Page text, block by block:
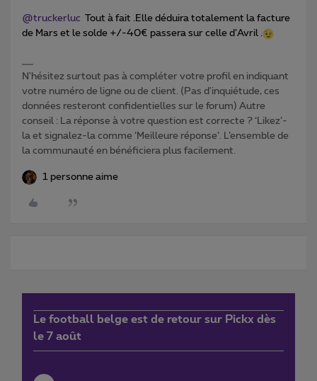
@truckerluc Tout à fait .Elle déduira totalement la facture
de Mars et le solde +/-40€ passera sur celle d’Avril .
N'hésitez surtout pas à compléter votre profil en indiquant
votre numéro de ligne ou de client. (Pas d'inquiétude, ces
données resteront confidentielles sur le forum) Autre
conseil : La réponse à votre question est correcte ? ‘Likez’-
la et signalez-la comme ‘Meilleure réponse’. L’ensemble de
la communauté en bénéficiera plus facilement.
1 personne aime
Le football belge est de retour sur Pickx dès
le 7 août